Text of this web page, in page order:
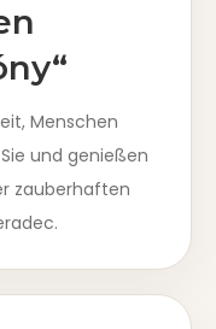
Menschen
und genießen
zauberhaften